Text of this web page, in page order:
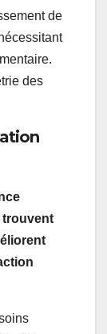
de
des
trouvent